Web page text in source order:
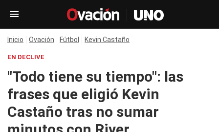
Inicio Ovación Fútbol Kevin Castaño
EN DECLIVE
"Todo tiene su tiempo": las
frases que eligió Kevin
Castaño tras no sumar